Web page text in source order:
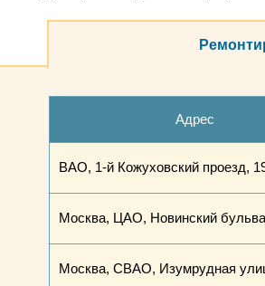
Адрес
ВАО, 1-й Кожуховский проезд,
Москва, ЦАО, Новинский
Москва, СВАО, Изумрудная